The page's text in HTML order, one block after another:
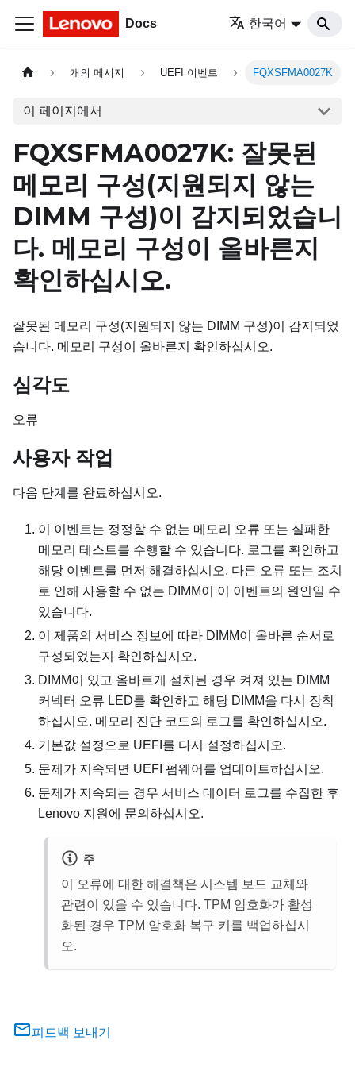
Docs 한국어
개의 메시지 UEFI 이벤트 FQXSFMA0027K
이 페이지에서
FQXSFMA0027K: 잘못된
메모리 구성(지원되지 않는
DIMM 구성)이 감지되었습니
다. 메모리 구성이 올바른지
확인하십시오.
잘못된 메모리 구성(지원되지 않는 DIMM 구성)이 감지되었
습니다. 메모리 구성이 올바른지 확인하십시오.
심각도
오류
사용자 작업
다음 단계를 완료하십시오.
이 이벤트는 정정할 수 없는 메모리 오류 또는 실패한
메모리 테스트를 수행할 수 있습니다. 로그를 확인하고
해당 이벤트를 먼저 해결하십시오. 다른 오류 또는 조치
로 인해 사용할 수 없는 DIMM이 이 이벤트의 원인일 수
있습니다.
이 제품의 서비스 정보에 따라 DIMM이 올바른 순서로
구성되었는지 확인하십시오.
DIMM이 있고 올바르게 설치된 경우 켜져 있는 DIMM
커넥터 오류 LED를 확인하고 해당 DIMM을 다시 장착
하십시오. 메모리 진단 코드의 로그를 확인하십시오.
기본값 설정으로 UEFI를 다시 설정하십시오.
문제가 지속되면 UEFI 펌웨어를 업데이트하십시오.
문제가 지속되는 경우 서비스 데이터 로그를 수집한 후
Lenovo 지원에 문의하십시오.
주
이 오류에 대한 해결책은 시스템 보드 교체와
관련이 있을 수 있습니다. TPM 암호화가 활성
화된 경우 TPM 암호화 복구 키를 백업하십시
오.
피드백 보내기